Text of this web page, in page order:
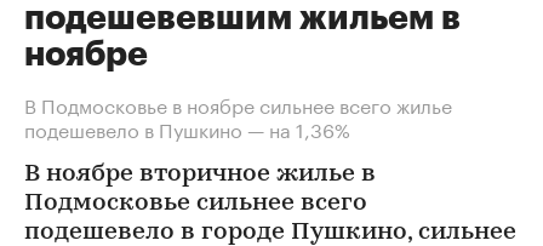
подешевевшим жильем в
ноябре
В Подмосковье в ноябре сильнее всего жилье
подешевело в Пушкино — на 1,36%
В ноябре вторичное жилье в
Подмосковье сильнее всего
подешевело в городе Пушкино, сильнее